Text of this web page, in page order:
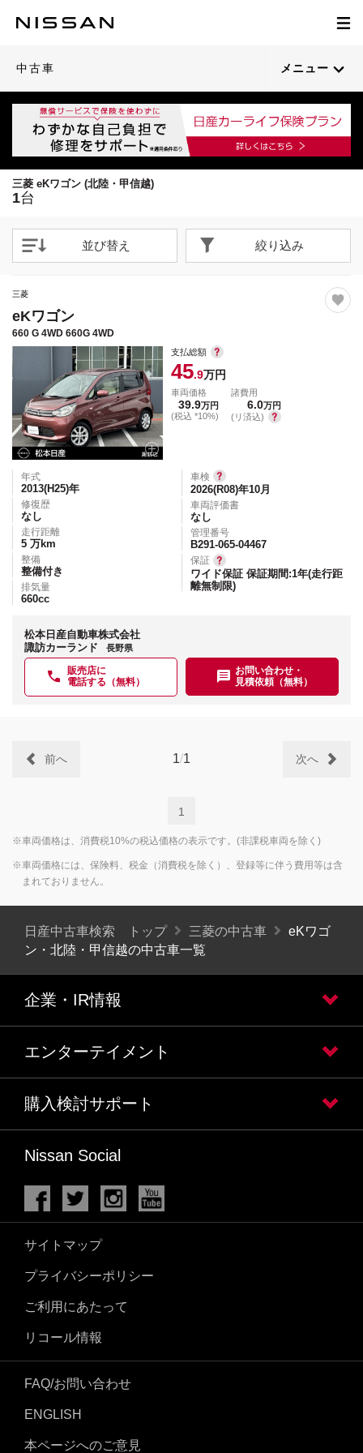
中古車 メニュー
三菱 eKワゴン (北陸・甲信越)
1台
並び替え 絞り込み
20
閉じる
三菱
eKワゴン
660 G 4WD 660G 4WD
支払総額
45.9万円
車両価格
39.9万円
(税込 *10%)
諸費用
6.0万円
(リ済込)
年式
2013(H25)年
修復歴
なし
走行距離
5 万km
整備
整備付き
排気量
660cc
車検
2026(R08)年10月
車両評価書
なし
管理番号
B291-065-04467
保証
ワイド保証 保証期間:1年(走行距
離無制限)
松本日産自動車株式会社
諏訪カーランド
長野県
販売店に
電話する（無料）
お問い合わせ・
見積依頼（無料）
1/1
前へ 次へ
1
※車両価格は、消費税10%の税込価格の表示です。(非課税車両を除く)
※車両価格には、保険料、税金（消費税を除く）、登録等に伴う費用等は含
まれておりません。
日産中古車検索 トップ 三菱の中古車
eKワゴ
ン・北陸・甲信越の中古車一覧
企業・IR情報
エンターテイメント
購入検討サポート
Nissan Social
サイトマップ
プライバシーポリシー
ご利用にあたって
リコール情報
FAQ/お問い合わせ
ENGLISH
本ページへのご意見